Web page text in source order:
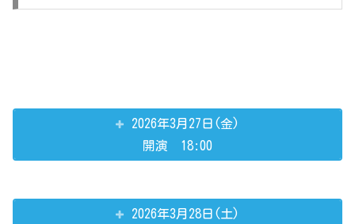
2026年3月27日(金)
開演 18:00
2026年3月28日(土)